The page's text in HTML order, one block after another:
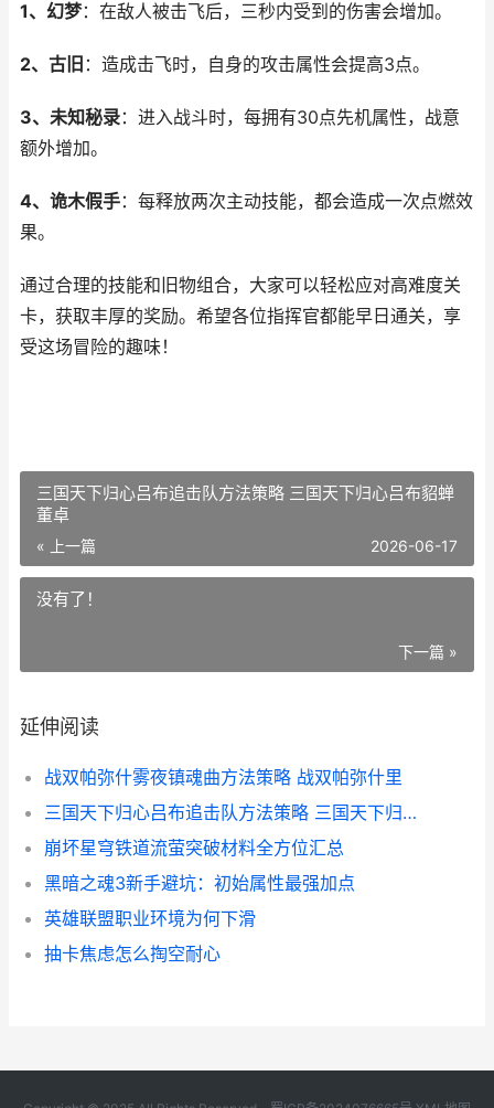
1、幻梦：在敌人被击飞后，三秒内受到的伤害会增加。
2、古旧 ：造成击飞时，自身的攻击属性会提高3点。
3、未知秘录：进入战斗时，每拥有30点先机属性，战意
额外增加。
4、诡木假手：每释放两次主动技能，都会造成一次点燃效
果。
通过合理的技能和旧物组合，大家可以轻松应对高难度关
卡，获取丰厚的奖励。希望各位指挥官都能早日通关，享
受这场冒险的趣味！
三国天下归心吕布追击队方法策略 三国天下归心吕布貂蝉
董卓
« 上一篇 2026-06-17
没有了！
下一篇 »
延伸阅读
战双帕弥什雾夜镇魂曲方法策略 战双帕弥什里
三国天下归心吕布追击队方法策略 三国天下归心吕布貂蝉董卓
崩坏星穹铁道流萤突破材料全方位汇总
黑暗之魂3新手避坑：初始属性最强加点
英雄联盟职业环境为何下滑
抽卡焦虑怎么掏空耐心